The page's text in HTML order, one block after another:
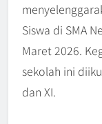
Siswa di SMA
Maret 2026.
sekolah ini
dan XI.